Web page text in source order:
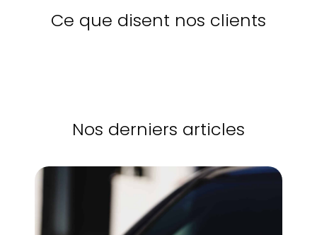
Ce que disent nos clients
Nos derniers articles